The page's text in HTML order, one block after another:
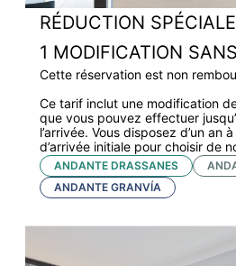
RÉDUCTION
1 MODIFICATION
Cette réservation est non
Ce tarif inclut une modification
que vous pouvez effectuer
l’arrivée. Vous disposez d’un an
d’arrivée initiale pour choisir de
ANDANTE DRASSANES
ANDANTE GRANVÍA